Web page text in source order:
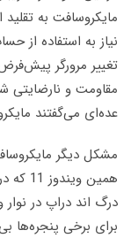
نیاز به استفاده از
تغییر مرورگر
مقاومت و نارضایتی
عده‌ای می‌گفتند
مشکل دیگر
همین
درگ‌ اند دراپ در
برای برخی پنجره‌ها